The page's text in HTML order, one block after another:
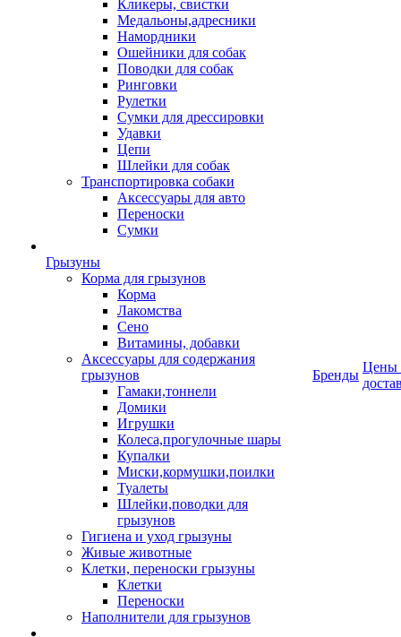
Кликеры, свистки
Медальоны,адресники
Намордники
Ошейники для собак
Поводки для собак
Ринговки
Рулетки
Сумки для дрессировки
Удавки
Цепи
Шлейки для собак
Транспортировка собаки
Аксессуары для авто
Переноски
Сумки
Грызуны
Корма для грызунов
Корма
Лакомства
Сено
Витамины, добавки
Аксессуары для содержания
грызунов
Гамаки,тоннели
Домики
Игрушки
Колеса,прогулочные шары
Купалки
Миски,кормушки,поилки
Туалеты
Шлейки,поводки для
грызунов
Гигиена и уход грызуны
Живые животные
Клетки, переноски грызуны
Клетки
Переноски
Наполнители для грызунов
Бренды
Цены